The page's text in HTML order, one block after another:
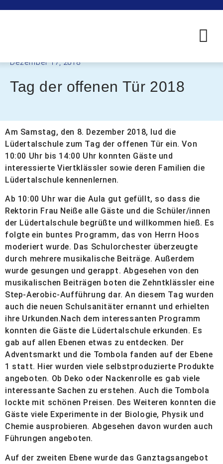
Dezember 17, 2018
Tag der offenen Tür 2018
Am Samstag, den 8. Dezember 2018, lud die
Lüdertalschule zum Tag der offenen Tür ein. Von
10:00 Uhr bis 14:00 Uhr konnten Gäste und
interessierte Viertklässler sowie deren Familien die
Lüdertalschule kennenlernen.
Ab 10:00 Uhr war die Aula gut gefüllt, so dass die
Rektorin Frau Neiße alle Gäste und die Schüler/innen
der Lüdertalschule begrüßte und willkommen hieß. Es
folgte ein buntes Programm, das von Herrn Hoos
moderiert wurde. Das Schulorchester überzeugte
durch mehrere musikalische Beiträge. Außerdem
wurde gesungen und gerappt. Abgesehen von den
musikalischen Beiträgen boten die Zehntklässler eine
Step-Aerobic-Aufführung dar. An diesem Tag wurden
auch die neuen Schulsanitäter ernannt und erhielten
ihre Urkunden. Nach dem interessanten Programm
konnten die Gäste die Lüdertalschule erkunden. Es
gab auf allen Ebenen etwas zu entdecken. Der
Adventsmarkt und die Tombola fanden auf der Ebene
1 statt. Hier wurden viele selbstproduzierte Produkte
angeboten. Ob Deko oder Nackenrolle es gab viele
interessante Sachen zu erstehen. Auch die Tombola
lockte mit schönen Preisen. Des Weiteren konnten die
Gäste viele Experimente in der Biologie, Physik und
Chemie ausprobieren. Abgesehen davon wurden auch
Führungen angeboten.
Auf der zweiten Ebene wurde das Ganztagsangebot